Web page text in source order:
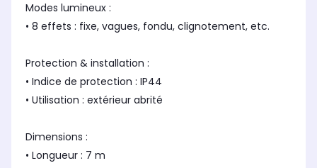
Modes lumineux :
• 8 effets : fixe, vagues, fondu, clignotement, etc.
Protection & installation :
• Indice de protection : IP44
• Utilisation : extérieur abrité
Dimensions :
• Longueur : 7 m